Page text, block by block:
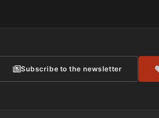
Subscribe to the newsletter